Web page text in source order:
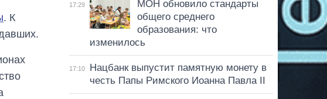
. К
17:29
МОН обновило стандарты
общего среднего
образования: что
изменилось
17:10
Нацбанк выпустит памятную монету в
честь Папы Римского Иоанна Павла II